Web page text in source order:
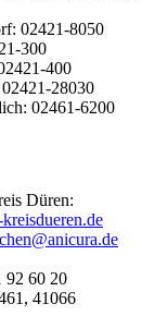
02421-8050
300
400
28030
02461-6200
Düren:
92 60 20
41066